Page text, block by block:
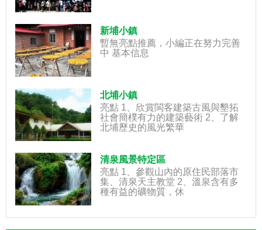
新埔小鎮
暫無亮點推薦，小編正在努力完善
中 基本信息
北埔小鎮
亮點 1、欣賞閩客建築古風與墾拓
社會簡樸有力的建築藝術 2、了解
北埔歷史的風光繁華
清泉風景特定區
亮點 1、參觀山內的原住民部落市
集、清泉天主教堂 2、溫泉含有多
種有益的礦物質，休